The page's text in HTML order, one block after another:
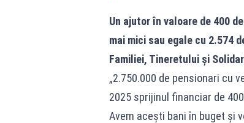
Un ajutor în valoare de 400
mai mici sau egale cu 2.574
Familiei, Tineretului şi
„2.750.000 de pensionari cu
2025 sprijinul financiar de
Avem aceşti bani în buget şi